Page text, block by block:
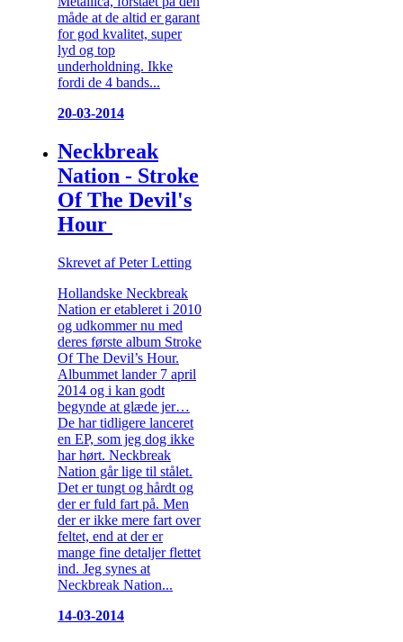
måde at de altid er garant
for god kvalitet, super
lyd og top
underholdning. Ikke
fordi de 4 bands...
20-03-2014
Neckbreak
Nation - Stroke
Of The Devil's
Hour
Skrevet af Peter Letting
Hollandske Neckbreak
Nation er etableret i 2010
og udkommer nu med
deres første album Stroke
Of The Devil’s Hour.
Albummet lander 7 april
2014 og i kan godt
begynde at glæde jer…
De har tidligere lanceret
en EP, som jeg dog ikke
har hørt. Neckbreak
Nation går lige til stålet.
Det er tungt og hårdt og
der er fuld fart på. Men
der er ikke mere fart over
feltet, end at der er
mange fine detaljer flettet
ind. Jeg synes at
Neckbreak Nation...
14-03-2014